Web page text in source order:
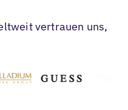
vertrauen uns,